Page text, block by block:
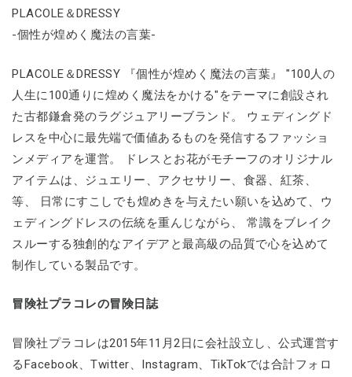
PLACOLE＆DRESSY
-個性が煌めく魔法の言葉-
PLACOLE＆DRESSY 『個性が煌めく魔法の言葉』 "100人の
人生に100通りに煌めく魔法をかける"をテーマに創設され
た古都鎌倉発のラグジュアリーブランド。 ウェディングド
レスを中心に最先端で価値あるものを発信するファッショ
ンメディアを運営。 ドレスとお花がモチーフのオリジナル
アイテムは、ジュエリー、アクセサリー、食器、紅茶、
等、 日常にすこしでも煌めきを与えたい願いを込めて、ウ
ェディングドレスの伝統を重んじながら、 常識をブレイク
スルーする独創的なアイデアと最高級の品質で心を込めて
制作している製品です。
冒険社プラコレの冒険日誌
冒険社プラコレは2015年11月2日に会社設立し、公式運営す
るFacebook、Twitter、Instagram、TikTokでは合計フォロ